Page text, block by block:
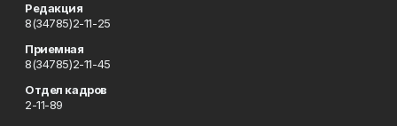
Редакция
8(34785)2-11-25
Приемная
8(34785)2-11-45
Отдел кадров
2-11-89